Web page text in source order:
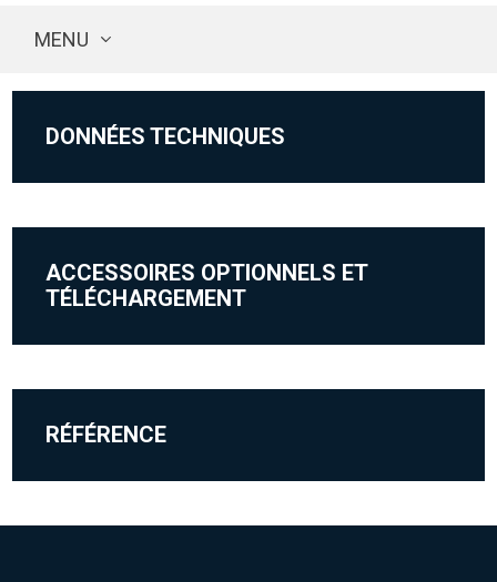
MENU
DONNÉES TECHNIQUES
ACCESSOIRES OPTIONNELS ET
TÉLÉCHARGEMENT
RÉFÉRENCE